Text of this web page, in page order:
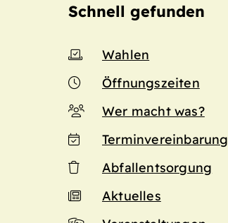
Schnell gefunden
Wahlen
Öffnungszeiten
Wer macht was?
Terminvereinbarung
Abfallentsorgung
Aktuelles